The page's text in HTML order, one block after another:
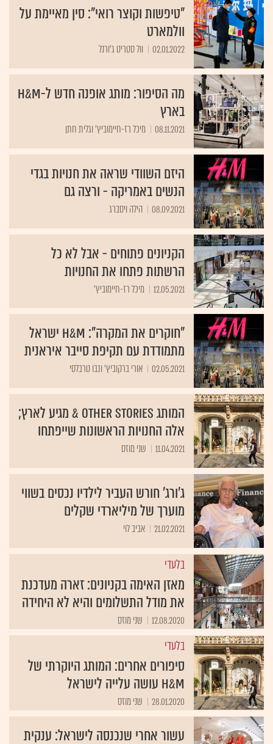
"טיפשות וקוצר רואי": סין מאיימת על
וולמארט
02.01.2022 וול סטריט ג'ורנל
מה הסיפור: מותג אופנה חדש ל-H&M
בארץ
08.11.2021 מיכל רז-חיימוביץ' וגלית חתן
היזם השוודי שראה את חנויות בגדי
הנשים באמריקה - ורצה גם
08.09.2021 הילה ויסברג
הקניונים פתוחים - אבל לא כל
הרשתות פתחו את החנויות
12.05.2021 מיכל רז-חיימוביץ'
"חוקרים את המקרה": H&M ישראל
מתמודדת עם תקיפת סייבר איראנית
02.05.2021 אורי ברקוביץ' ונבו טרבלסי
המותג Other Stories & מגיע לארץ;
אלה החנויות הראשונות שייפתחו
11.04.2021 שני מוזס
ג'ורג' חורש העביר לילדיו נכסים בשווי
מוערך של מיליארדי שקלים
21.02.2021 אביב לוי
בלעדי
מאזן האימה בקניונים: זארה מעדכנת
את מודל התשלומים והיא לא היחידה
12.08.2020 שני מוזס
בלעדי
סיפורים אחרים: המותג היוקרתי של
H&M עושה עלייה לישראל
28.01.2020 שני מוזס
עשור אחרי שנכנסה לישראל: ענקית